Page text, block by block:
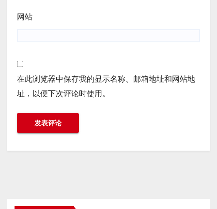
网站
在此浏览器中保存我的显示名称、邮箱地址和网站地
址，以便下次评论时使用。